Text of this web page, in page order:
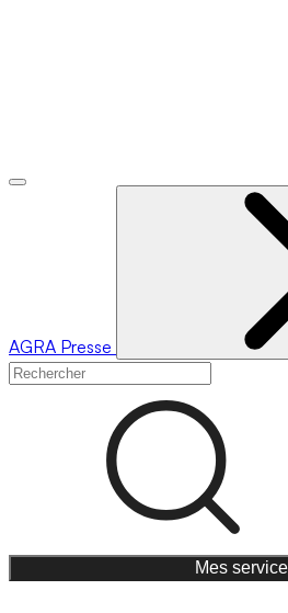
AGRA Presse
Mes